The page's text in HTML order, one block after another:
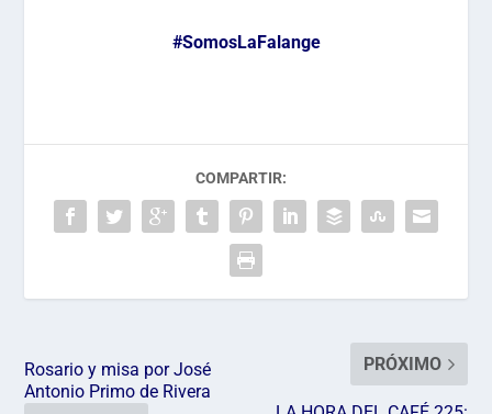
#SomosLaFalange
COMPARTIR:
Rosario y misa por José
Antonio Primo de Rivera
PRÓXIMO